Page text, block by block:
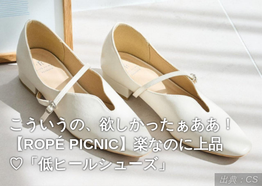
出典：CS
こういうの、欲しかったぁああ！
【ROPÉ PICNIC】楽なのに上品
♡「低ヒールシューズ」